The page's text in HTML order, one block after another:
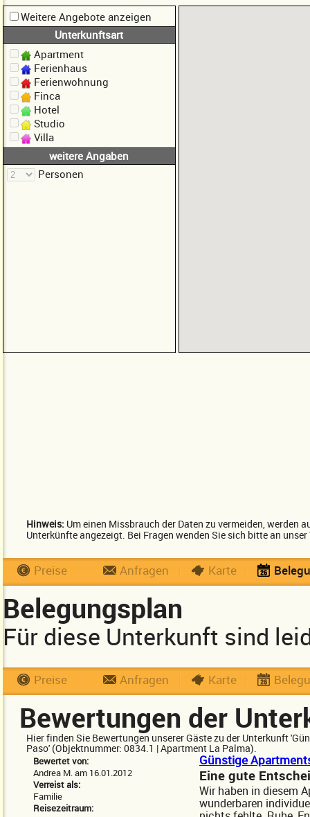
Weitere Angebote anzeigen
Unterkunftsart
Apartment
Ferienhaus
Ferienwohnung
Finca
Hotel
Studio
Villa
weitere Angaben
Personen
Hinweis: Um einen Missbrauch der Daten zu vermeiden, werden
Unterkünfte angezeigt. Bei Fragen wenden Sie sich bitte an unser
Preise Anfragen Karte
Belegungsplan
Für diese Unterkunft sind
Preise Anfragen Karte
Bewertungen der
Hier finden Sie Bewertungen unserer Gäste zu der Unterkunft
Paso' (Objektnummer: 0834.1 | Apartment La Palma).
Bewertet von:
Andrea M. am 16.01.2012
Verreist als:
Familie
Reisezeitraum:
Günstige
Eine gute
Wir haben in diesem
wunderbaren